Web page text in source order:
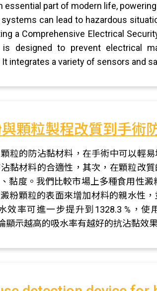
essential part of modern life,
can lead to hazardous
a Comprehensive Electrical
designed to prevent electrical
integrates a variety of sensors and
顆粒製程改質到手術
粒的防沾黏材料，在手術中可以輕
黏材料的合適性，其次，在顆粒改
黏度。我們比較市場上多種食用性
粉顆粒的表面來增加材料的親水性
效率可進一步提升到1328.3 %，使
顯示越高的吸水率有越好的抗沾黏效